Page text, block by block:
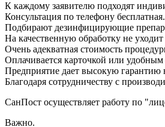
К каждому заявителю подходят
Консультация по телефону
Подбирают дезинфицирующие
На качественную обработку не
Очень адекватная стоимость
Оплачивается карточкой или удобным
Предприятие дает высокую гарантию
Благодаря сотрудничеству с
СанПост осуществляет работу по
Важно.